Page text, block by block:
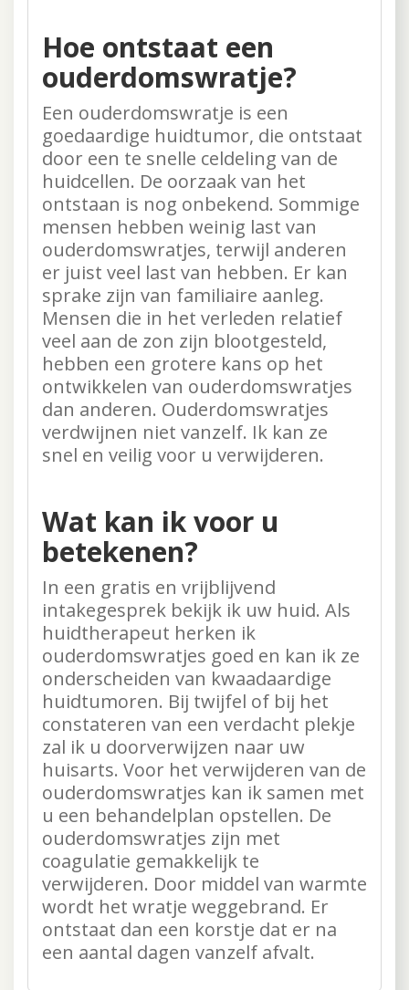
Hoe ontstaat een
ouderdomswratje?
Een ouderdomswratje is een
goedaardige huidtumor, die ontstaat
door een te snelle celdeling van de
huidcellen. De oorzaak van het
ontstaan is nog onbekend. Sommige
mensen hebben weinig last van
ouderdomswratjes, terwijl anderen
er juist veel last van hebben. Er kan
sprake zijn van familiaire aanleg.
Mensen die in het verleden relatief
veel aan de zon zijn blootgesteld,
hebben een grotere kans op het
ontwikkelen van ouderdomswratjes
dan anderen. Ouderdomswratjes
verdwijnen niet vanzelf. Ik kan ze
snel en veilig voor u verwijderen.
Wat kan ik voor u
betekenen?
In een gratis en vrijblijvend
intakegesprek bekijk ik uw huid. Als
huidtherapeut herken ik
ouderdomswratjes goed en kan ik ze
onderscheiden van kwaadaardige
huidtumoren. Bij twijfel of bij het
constateren van een verdacht plekje
zal ik u doorverwijzen naar uw
huisarts. Voor het verwijderen van de
ouderdomswratjes kan ik samen met
u een behandelplan opstellen. De
ouderdomswratjes zijn met
coagulatie gemakkelijk te
verwijderen. Door middel van warmte
wordt het wratje weggebrand. Er
ontstaat dan een korstje dat er na
een aantal dagen vanzelf afvalt.